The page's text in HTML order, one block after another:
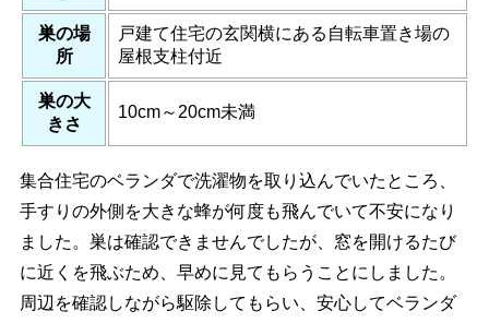
巣の場
所
戸建て住宅の玄関横にある自転車置き場の
屋根支柱付近
巣の大
きさ
10cm～20cm未満
集合住宅のベランダで洗濯物を取り込んでいたところ、
手すりの外側を大きな蜂が何度も飛んでいて不安になり
ました。巣は確認できませんでしたが、窓を開けるたび
に近くを飛ぶため、早めに見てもらうことにしました。
周辺を確認しながら駆除してもらい、安心してベランダ